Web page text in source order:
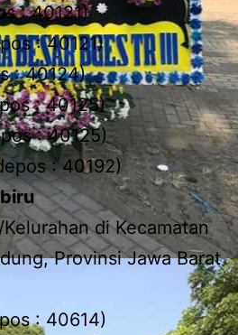
: 40121)
: 40121)
: 40124)
: 40125)
: 40125)
: 40192)
di Kecamatan
Provinsi Jawa Barat
: 40614)